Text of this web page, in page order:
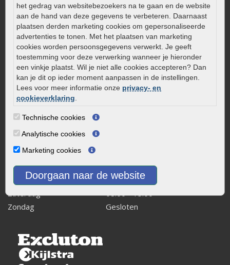
het gedrag van websitebezoekers na te gaan en de website
aan de hand van deze gegevens te verbeteren. Daarnaast
plaatsen derden marketing cookies om gepersonaliseerde
advertenties te tonen. Met het plaatsen van marketing
cookies worden persoonsgegevens verwerkt. Je geeft
toestemming voor deze verwerking wanneer je hieronder
een vinkje plaatst. Wil je niet alle cookies accepteren? Dan
kan je dit op ieder moment aanpassen in de instellingen.
Lees voor meer informatie onze privacy- en
cookieverklaring
Technische cookies
Analytische cookies
Marketing cookies
Doorgaan naar de website
Zelf een terras aanleggen
Kleine stadstuin inrichten
0320 – 219170
Kaapstanderweg 41
8243 RB Lelystad
info@onlinetuinwarenhuis.nl
Routebeschrijving
Dinsdag
Woensdag
Donderdag
08:00 - 17:00
Vrijdag
08:00 - 17:00
Zaterdag
08:00 - 15.00
Zondag
Gesloten